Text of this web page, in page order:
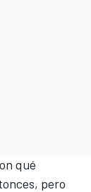
qué
pero